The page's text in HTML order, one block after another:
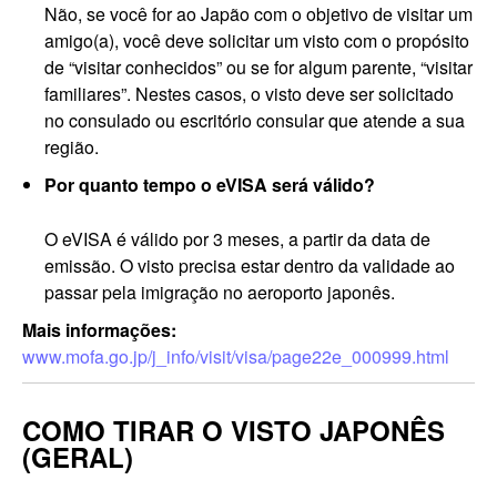
Não, se você for ao Japão com o objetivo de visitar um
amigo(a), você deve solicitar um visto com o propósito
de “visitar conhecidos” ou se for algum parente, “visitar
familiares”. Nestes casos, o visto deve ser solicitado
no consulado ou escritório consular que atende a sua
região.
Por quanto tempo o eVISA será válido?
O eVISA é válido por 3 meses, a partir da data de
emissão. O visto precisa estar dentro da validade ao
passar pela imigração no aeroporto japonês.
Mais informações:
www.mofa.go.jp/j_info/visit/visa/page22e_000999.html
COMO TIRAR O VISTO JAPONÊS
(GERAL)